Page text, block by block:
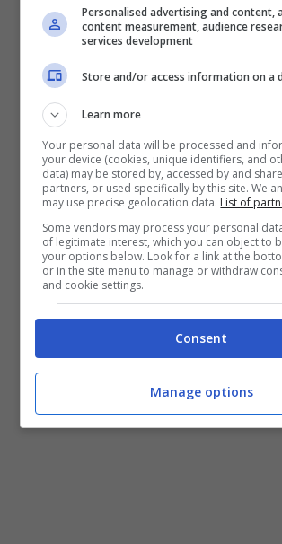
registrati degli interessamenti
Premier League col Bournemouth
Marotta ha fissato il prezzo e
al più presto la cessione e intanto
sostituto.
L’Inter vuole Carlos Augusto- Stopandgoal.net
Personalised advertising and content,
content measurement, audience
services development
Store and/or access information on a
Learn more
Your personal data will be processed and
your device (cookies, unique identifiers, and
data) may be stored by, accessed by and
partners, or used specifically by this site. We
may use precise geolocation data. List of
Some vendors may process your personal
of legitimate interest, which you can object to
your options below. Look for a link at the
or in the site menu to manage or withdraw
and cookie settings.
Consent
Manage options